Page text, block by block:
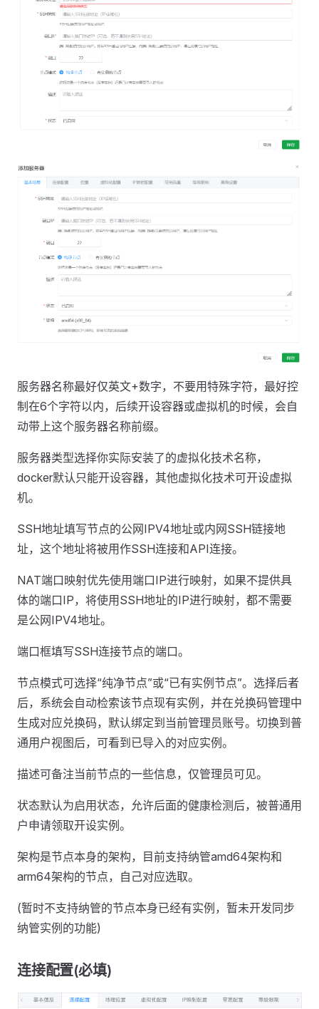
服务器名称最好仅英文+数字，不要用特殊字符，最好控
制在6个字符以内，后续开设容器或虚拟机的时候，会自
动带上这个服务器名称前缀。
服务器类型选择你实际安装了的虚拟化技术名称，
docker默认只能开设容器，其他虚拟化技术可开设虚拟
机。
SSH地址填写节点的公网IPV4地址或内网SSH链接地
址，这个地址将被用作SSH连接和API连接。
NAT端口映射优先使用端口IP进行映射，如果不提供具
体的端口IP，将使用SSH地址的IP进行映射，都不需要
是公网IPV4地址。
端口框填写SSH连接节点的端口。
节点模式可选择“纯净节点”或“已有实例节点”。选择后者
后，系统会自动检索该节点现有实例，并在兑换码管理中
生成对应兑换码，默认绑定到当前管理员账号。切换到普
通用户视图后，可看到已导入的对应实例。
描述可备注当前节点的一些信息，仅管理员可见。
状态默认为启用状态，允许后面的健康检测后，被普通用
户申请领取开设实例。
架构是节点本身的架构，目前支持纳管amd64架构和
arm64架构的节点，自己对应选取。
(暂时不支持纳管的节点本身已经有实例，暂未开发同步
纳管实例的功能)
连接配置(必填)